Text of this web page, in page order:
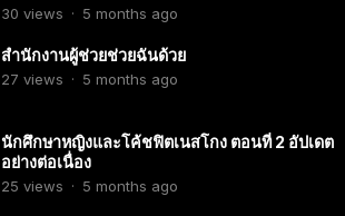
30 views · 5 months ago
สำนักงานผู้ช่วยช่วยฉันด้วย
27 views · 5 months ago
นักศึกษาหญิงและโค้ชฟิตเนสโกง ตอนที่ 2 อัปเดต
อย่างต่อเนื่อง
25 views · 5 months ago